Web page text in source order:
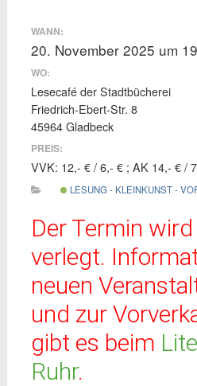
WANN:
20. November 2025 um
WO:
Lesecafé der Stadtbücherei
Friedrich-Ebert-Str. 8
45964 Gladbeck
PREIS:
VVK: 12,- € / 6,- € ; AK 14,- € /
LESUNG - KLEINKUNST -
Der Termin
verlegt.
neuen
und zur
gibt es beim
Ruhr.